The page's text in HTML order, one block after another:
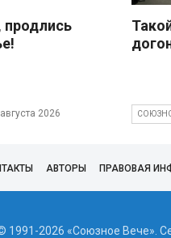
продлись
2026
АВТОРЫ ПРАВОВАЯ
1991-2026 «Союзное Вече».